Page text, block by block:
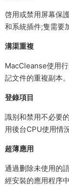
啓用或禁用屏幕保
和系統插件;隻需要
溝渠重複
MacCleanse使用
記文件的重複副本。
登錄項目
識别和禁用不必要
用後台CPU使用情況
超薄應用
通過删除未使用的
經安裝的應用程序